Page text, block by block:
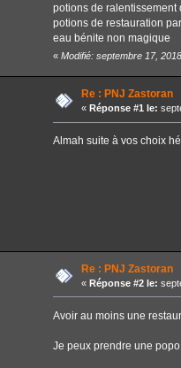
potions de
potions de
eau bénite non
« Modifié: septembre 17,
Re : PNJ Zastoran
« Réponse #1 le:
Almah suite à vos choix
Re : PNJ Zastoran
« Réponse #2 le:
Avoir au moins une
Je peux prendre une